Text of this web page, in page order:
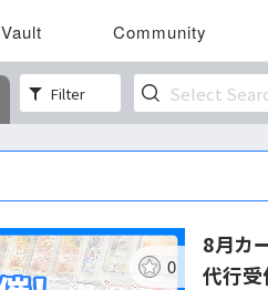
Vault Community
Filter
0
8月カ
代行受